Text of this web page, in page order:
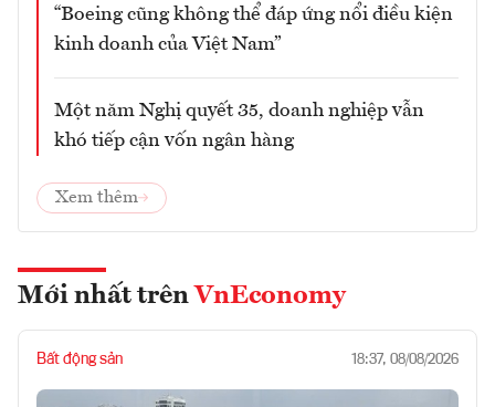
“Boeing cũng không thể đáp ứng nổi điều kiện
kinh doanh của Việt Nam”
Một năm Nghị quyết 35, doanh nghiệp vẫn
khó tiếp cận vốn ngân hàng
Xem thêm
Mới nhất trên VnEconomy
Bất động sản 18:37, 08/08/2026